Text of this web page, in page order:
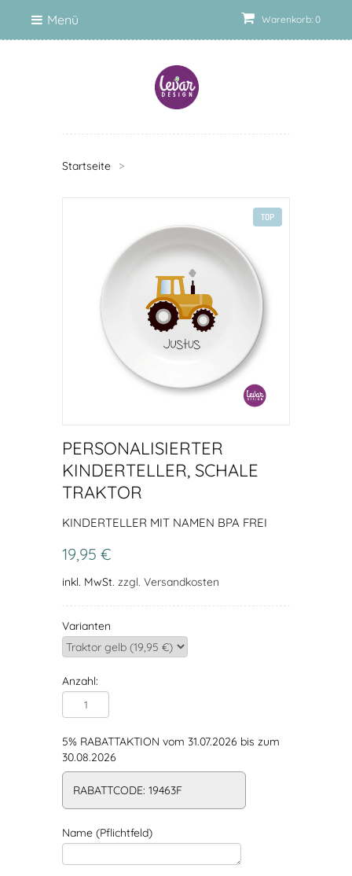
Warenkorb: 0
Menü
Startseite >
TOP
PERSONALISIERTER
KINDERTELLER, SCHALE
TRAKTOR
KINDERTELLER MIT NAMEN BPA FREI
19,95 €
inkl. MwSt. zzgl. Versandkosten
Varianten
Anzahl:
5% RABATTAKTION vom 31.07.2026 bis zum
30.08.2026
RABATTCODE: 19463F
Name (Pflichtfeld)